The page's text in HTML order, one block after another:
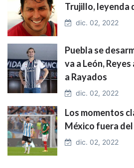
Trujillo, leyenda
dic. 02, 2022
Puebla se
va a León,
a Rayados
dic. 02, 2022
Los momentos
México fuera
dic. 02, 2022